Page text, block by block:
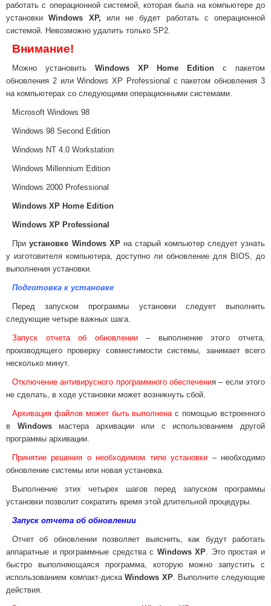
работать с операционной системой, которая была на компьютере до
установкиWindows XP, или не будет работать с операционной
системой. Невозможно удалить только SP2.
Внимание!
Можно установить Windows XP Home Edition с пакетом
обновления 2 или Windows XP Professional с пакетом обновления 3
на компьютерах со следующими операционными системами.
Microsoft Windows 98
Windows 98 Second Edition
Windows NT 4.0 Workstation
Windows Millennium Edition
Windows 2000 Professional
Windows XP Home Edition
Windows XP Professional
Приустановке Windows XPна старый компьютер следует узнать
у изготовителя компьютера, доступно ли обновление для BIOS, до
выполнения установки.
Подготовка к установке
Перед запуском программы установки следует выполнить
следующие четыре важных шага.
Запуск отчета об обновлении– выполнение этого отчета,
производящего проверку совместимости системы, занимает всего
несколько минут.
Отключение антивирусного программного обеспечения – если этого
не сделать, в ходе установки может возникнуть сбой.
Архивация файлов может быть выполненас помощью встроенного
в Windowsмастера архивации или с использованием другой
программы архивации.
Принятие решения о необходимом типе установки – необходимо
обновление системы или новая установка.
Выполнение этих четырех шагов перед запуском программы
установки позволит сократить время этой длительной процедуры.
Запуск отчета об обновлении
Отчет об обновлении позволяет выяснить, как будут работать
аппаратные и программные средства с Windows XP. Это простая и
быстро выполняющаяся программа, которую можно запустить с
использованием компакт-дискаWindows XP. Выполните следующие
действия.